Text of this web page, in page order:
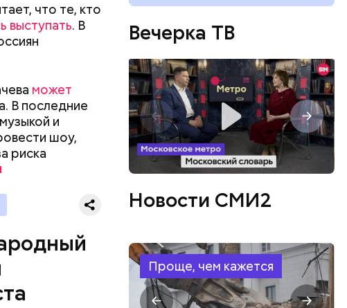
что те, кто
выступать. В
может
В последние
и
шоу,
риска
на
соль и
рецептом
быть
людям:
Вечерка ТВ
Новости СМИ2
Проще, чем кажется